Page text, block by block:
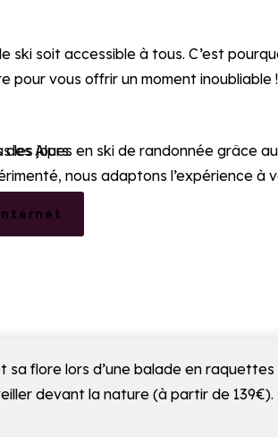
ski soit accessible à tous. C’est
pour vous offrir un moment
Alpes en ski de randonnée grâce
nous adaptons l’expérience à
sa flore lors d’une balade en
devant la nature (à partir de 139€).
les jours.